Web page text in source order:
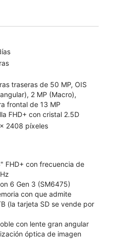
traseras de 50 MP, OIS
2 MP (Macro),
frontal de 13 MP
FHD+ con cristal 2.5D
2408 píxeles
FHD+ con frecuencia de
6 Gen 3 (SM6475)
con que admite
(la tarjeta SD se vende por
con lente gran angular
óptica de imagen